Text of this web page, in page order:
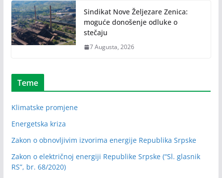
Sindikat Nove Željezare Zenica:
moguće donošenje odluke o
stečaju
7 Augusta, 2026
Teme
Klimatske promjene
Energetska kriza
Zakon o obnovljivim izvorima energije Republika Srpske
Zakon o električnoj energiji Republike Srpske (“Sl. glasnik
RS”, br. 68/2020)